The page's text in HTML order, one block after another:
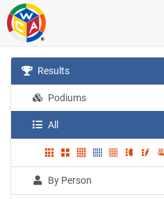
Results
Podiums
All
By Person